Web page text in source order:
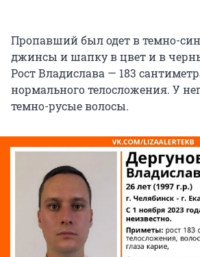
Пропавший был одет в темно-
джинсы и шапку в цвет и в
Рост Владислава — 183
нормального телосложения. У
темно-русые волосы.